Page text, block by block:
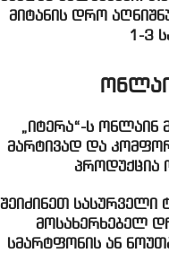
მიტანის დრო
1-3
„იტერა“-ს ონლაინ
მარტივად და
პროდუქცია
შეიძინეთ სასურველი
მოსახერხებელ
სმარტფონის ან